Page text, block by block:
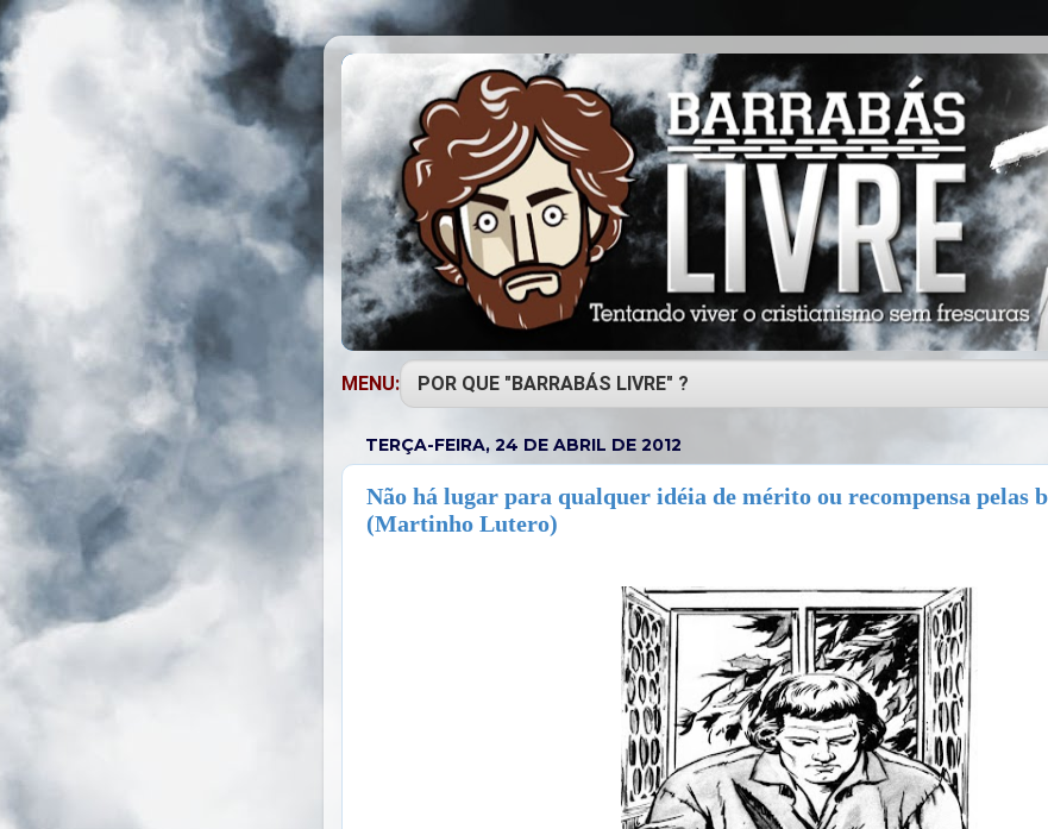
MENU:
TERÇA-FEIRA, 24 DE ABRIL DE 2012
Não há lugar para qualquer idéia de mérito ou recompensa pelas
(Martinho Lutero)